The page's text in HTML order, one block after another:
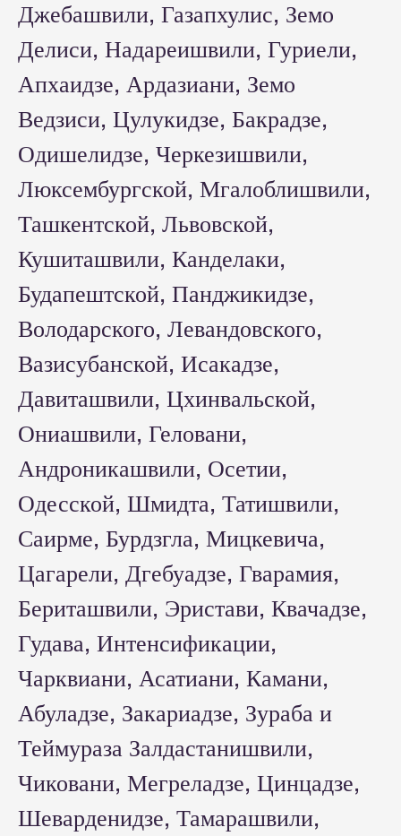
Джебашвили, Газапхулис, Земо
Делиси, Надареишвили, Гуриели,
Апхаидзе, Ардазиани, Земо
Ведзиси, Цулукидзе, Бакрадзе,
Одишелидзе, Черкезишвили,
Люксембургской, Мгалоблишвили,
Ташкентской, Львовской,
Кушиташвили, Канделаки,
Будапештской, Панджикидзе,
Володарского, Левандовского,
Вазисубанской, Исакадзе,
Давиташвили, Цхинвальской,
Ониашвили, Геловани,
Андроникашвили, Осетии,
Одесской, Шмидта, Татишвили,
Саирме, Бурдзгла, Мицкевича,
Цагарели, Дгебуадзе, Гварамия,
Бериташвили, Эристави, Квачадзе,
Гудава, Интенсификации,
Чарквиани, Асатиани, Камани,
Абуладзе, Закариадзе, Зураба и
Теймураза Залдастанишвили,
Чиковани, Мегреладзе, Цинцадзе,
Шеварденидзе, Тамарашвили,